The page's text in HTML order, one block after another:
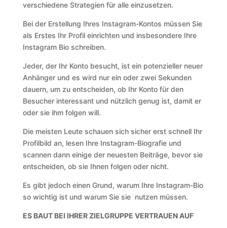
verschiedene Strategien für alle einzusetzen.
Bei der Erstellung Ihres Instagram-Kontos müssen Sie
als Erstes Ihr Profil einrichten und insbesondere Ihre
Instagram Bio schreiben.
Jeder, der Ihr Konto besucht, ist ein potenzieller neuer
Anhänger und es wird nur ein oder zwei Sekunden
dauern, um zu entscheiden, ob Ihr Konto für den
Besucher interessant und nützlich genug ist, damit er
oder sie ihm folgen will.
Die meisten Leute schauen sich sicher erst schnell Ihr
Profilbild an, lesen Ihre Instagram-Biografie und
scannen dann einige der neuesten Beiträge, bevor sie
entscheiden, ob sie Ihnen folgen oder nicht.
Es gibt jedoch einen Grund, warum Ihre Instagram-Bio
so wichtig ist und warum Sie sie nutzen müssen.
ES BAUT BEI IHRER ZIELGRUPPE VERTRAUEN AUF